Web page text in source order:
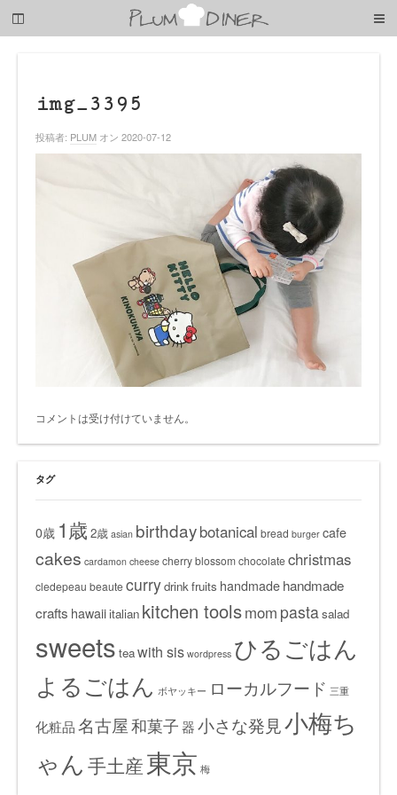
子
img_3395
投稿者: PLUM オン 2020-07-12
コメントは受け付けていません。
タグ
0歳 1歳 2歳 asian birthdaybotanical bread burger cafe
cakes cardamon cheese cherry blossomchocolatechristmas
cledepeau beautecurrydrinkfruits handmade handmade
crafts hawaiiitalian kitchen toolsmom pastasalad
sweets teawith sis wordpress ひるごはん
よるごはん ボヤッキー ローカルフード 三重
化粧品名古屋和菓子器小さな発見小梅ち
ゃん 手土産東京 梅